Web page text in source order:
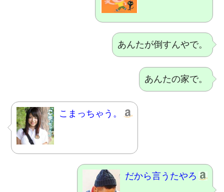
あんたが倒すんやで。
あんたの家で。
こまっちゃう。
だから言うたやろ